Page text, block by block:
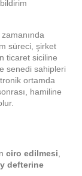
süreci, şirket
ticaret siciline
senedi sahipleri
ortamda
hamiline
ciro edilmesi,
defterine